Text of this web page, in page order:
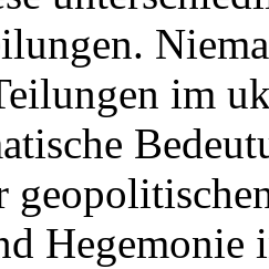
im
Hegemonie